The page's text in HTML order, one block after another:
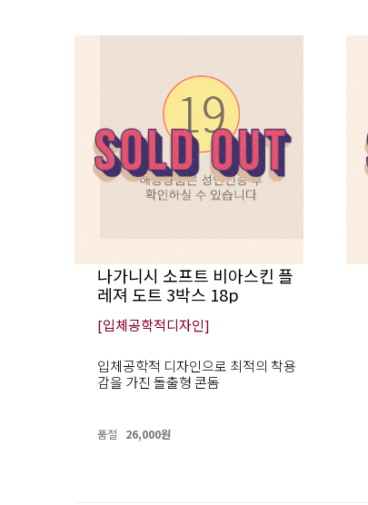
나가니시 소프트 비아스킨 플
레져 도트 3박스 18p
[입체공학적디자인]
입체공학적 디자인으로 최적의 착용
감을 가진 돌출형 콘돔
품절 26,000원